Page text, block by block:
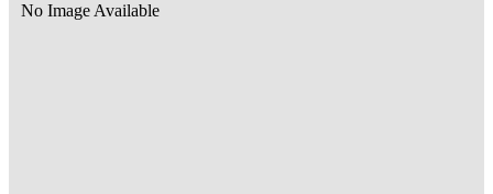
No Image Available